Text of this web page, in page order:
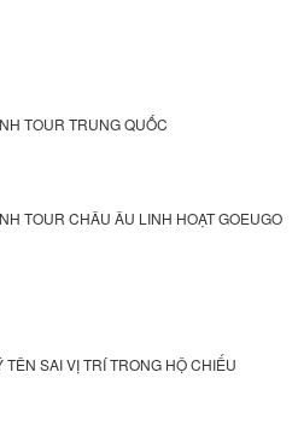
TOUR TRUNG QUỐC
TOUR CHÂU ÂU LINH HOẠT GOEUGO
TÊN SAI VỊ TRÍ TRONG HỘ CHIẾU